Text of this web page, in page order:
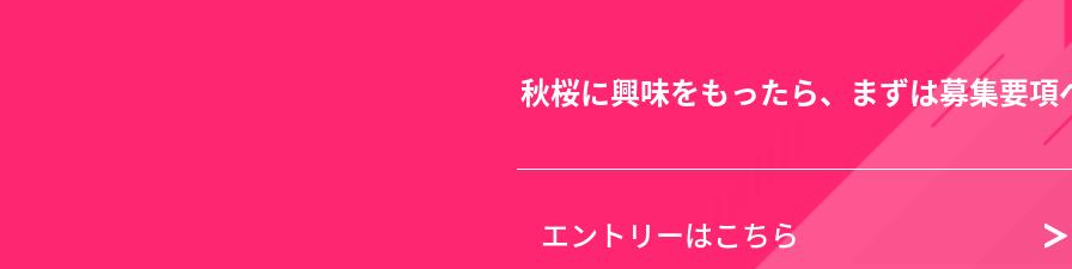
秋桜に興味をもったら、まずは募集要項
エントリーはこちら